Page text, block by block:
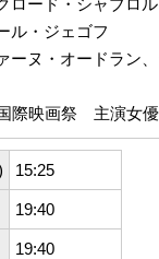
ル・ジェゴフ
ーヌ・オードラン
際映画祭 主演女
15:25
19:40
19:40